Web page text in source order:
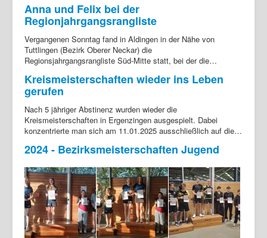
Anna und Felix bei der
Regionjahrgangsrangliste
Vergangenen Sonntag fand in Aldingen in der Nähe von
Tuttlingen (Bezirk Oberer Neckar) die
Regionsjahrgangsrangliste Süd-Mitte statt, bei der die…
Kreismeisterschaften wieder ins Leben
gerufen
Nach 5 jähriger Abstinenz wurden wieder die
Kreismeisterschaften in Ergenzingen ausgespielt. Dabei
konzentrierte man sich am 11.01.2025 ausschließlich auf die…
2024 - Bezirksmeisterschaften Jugend